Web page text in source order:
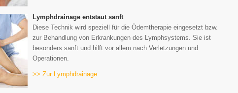
Lymphdrainage entstaut sanft
Diese Technik wird speziell für die Ödemtherapie eingesetzt bzw.
zur Behandlung von Erkrankungen des Lymphsystems. Sie ist
besonders sanft und hilft vor allem nach Verletzungen und
Operationen.
>> Zur Lymphdrainage